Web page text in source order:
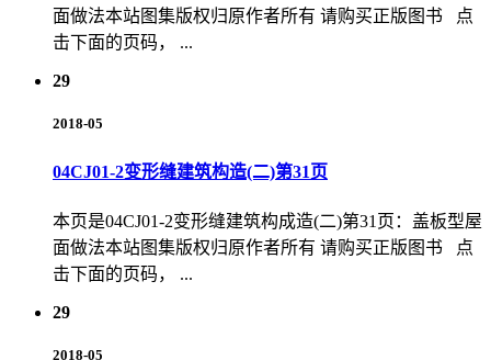
面做法本站图集版权归原作者所有 请购买正版图书 点
击下面的页码， ...
29
2018-05
04CJ01-2变形缝建筑构造(二)第31页
本页是04CJ01-2变形缝建筑构成造(二)第31页：盖板型屋
面做法本站图集版权归原作者所有 请购买正版图书 点
击下面的页码， ...
29
2018-05